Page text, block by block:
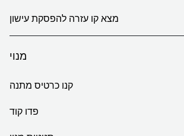
מצא קו עזרה להפסקת עישון
מנוי
קנו כרטיס מתנה
פדו קוד